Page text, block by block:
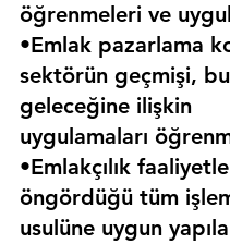
öğrenmeleri ve
•Emlak pazarlama
sektörün geçmişi,
geleceğine ilişkin
uygulamaları
•Emlakçılık
öngördüğü tüm
usulüne uygun